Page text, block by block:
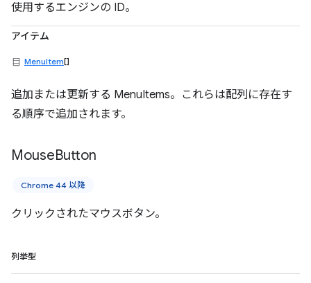
使用するエンジンの ID。
アイテム
MenuItem[]
追加または更新する MenuItems。これらは配列に存在す
る順序で追加されます。
MouseButton
Chrome 44 以降
クリックされたマウスボタン。
列挙型